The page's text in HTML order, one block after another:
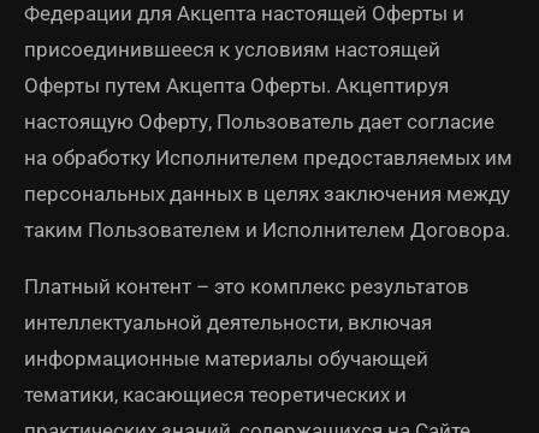
Федерации для Акцепта настоящей Оферты и
присоединившееся к условиям настоящей
Оферты путем Акцепта Оферты. Акцептируя
настоящую Оферту, Пользователь дает согласие
на обработку Исполнителем предоставляемых им
персональных данных в целях заключения между
таким Пользователем и Исполнителем Договора.
Платный контент – это комплекс результатов
интеллектуальной деятельности, включая
информационные материалы обучающей
тематики, касающиеся теоретических и